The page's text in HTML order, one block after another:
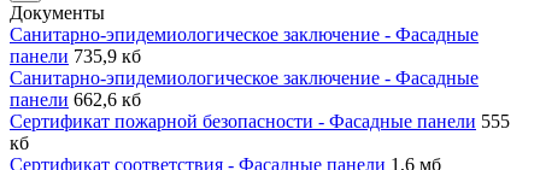
Документы
Санитарно-эпидемиологическое заключение - Фасадные
панели 735,9 кб
Санитарно-эпидемиологическое заключение - Фасадные
панели 662,6 кб
Сертификат пожарной безопасности - Фасадные панели 555
кб
Сертификат соответствия - Фасадные панели 1,6 мб